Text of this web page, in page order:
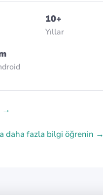
10+
Yıllar
→
daha fazla bilgi öğrenin →